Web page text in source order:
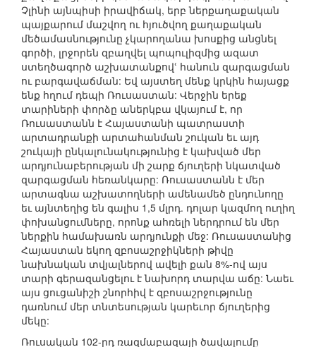
Չլինի այնպիսի իրավիճակ, երբ ներքաղաքական
պայքարում մաշվող ու հյուծվող քաղաքական
մեծամասնությունը չկարողանա խոսքից անցնել
գործի, լրջորեն զբաղվել պոպուլիզմից ազատ
ստեղծագործ աշխատանքովՙ հանուն զարգացման
ու բարգավաճման: Եվ այստեղ մենք կրկին հայացք
ենք հղում դեպի Ռուսաստան: Վերջին երեք
տարիների փորձը աներկբա վկայում է, որ
Ռուսաստանն է Հայաստանի պատրաստի
արտադրանքի արտահանման շուկան եւ այդ
շուկայի ընկալունակությունից է կախված մեր
արդյունաբերության մի շարք ճյուղերի նկատված
զարգացման հեռանկարը: Ռուսաստանն է մեր
արտագնա աշխատողների ամենամեծ ընդունողը
եւ այնտեղից են գալիս 1,5 մլրդ. դոլար կազմող ուղիղ
փոխանցումները, որոնք ահռելի ներդրում են մեր
ներքին համախառն արդյունքի մեջ: Ռուսաստանից
Հայաստան եկող զբոսաշրջիկների թիվը
նախնական տվյալներով ավելի քան 8%-ով այս
տարի գերազանցելու է նախորդ տարվա աճը: Նաեւ
այս ցուցանիշի շնորհիվ է զբոսաշրջությունը
դառնում մեր տնտեսության կարեւոր ճյուղերից
մեկը:
Ռուսական 102-րդ ռազմաբազայի ծավալումը